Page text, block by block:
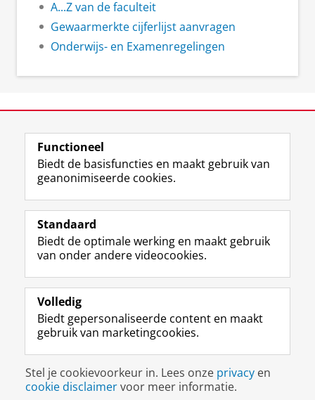
A...Z van de faculteit
Gewaarmerkte cijferlijst aanvragen
Onderwijs- en Examenregelingen
View this page in:English
Volg de RUG
F
a
e
b
o
p
a
i
n
a
L
i
k
e
I
-
p
g
i
n
R
S
-
f
e
R
k
s
u
I
n
t
r
m
c
c
o
Y
o
T
e
k
a
a
Studiekiezers
Alumni
Over ons
Disclaimer & Copyright
Inloggen
Functioneel
Biedt de basisfuncties en maakt gebruik van
geanonimiseerde cookies.
Standaard
Biedt de optimale werking en maakt gebruik
van onder andere videocookies.
Volledig
Biedt gepersonaliseerde content en maakt
gebruik van marketingcookies.
Stel je cookievoorkeur in. Lees onze privacy en
cookie disclaimervoor meer informatie.